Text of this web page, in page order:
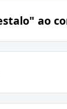
ao